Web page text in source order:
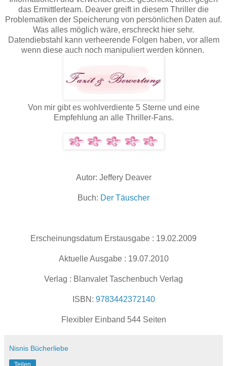
das Ermittlerteam. Deaver greift in diesem Thriller die
Problematiken der Speicherung von persönlichen Daten auf.
Was alles möglich wäre, erschreckt hier sehr.
Datendiebstahl kann verheerende Folgen haben, vor allem
wenn diese auch noch manipuliert werden können.
Von mir gibt es wohlverdiente 5 Sterne und eine
Empfehlung an alle Thriller-Fans.
Autor: Jeffery Deaver
Buch: Der Täuscher
Erscheinungsdatum Erstausgabe : 19.02.2009
Aktuelle Ausgabe : 19.07.2010
Verlag : Blanvalet Taschenbuch Verlag
ISBN: 9783442372140
Flexibler Einband 544 Seiten
Nisnis Bücherliebe
Teilen